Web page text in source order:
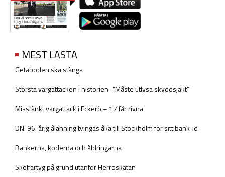
MEST LÄSTA
Getaboden ska stänga
Största vargattacken i historien -”Måste utlysa skyddsjakt”
Misstänkt vargattack i Eckerö – 17 får rivna
DN: 96-årig ålänning tvingas åka till Stockholm för sitt bank-id
Bankerna, koderna och åldringarna
Skolfartyg på grund utanför Herröskatan